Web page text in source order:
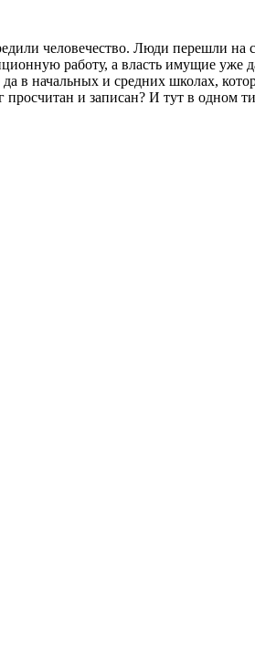
работу, а власть имущие уже
в начальных и средних школах,
и записан? И тут в одном